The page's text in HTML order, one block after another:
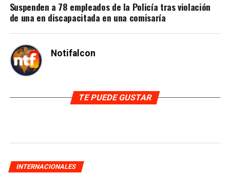
Suspenden a 78 empleados de la Policía tras violación
de una en discapacitada en una comisaría
Notifalcon
TE PUEDE GUSTAR
INTERNACIONALES